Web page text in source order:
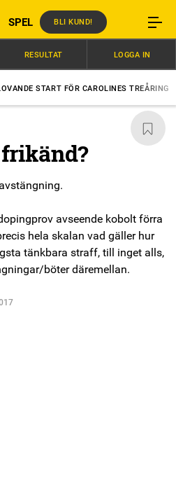
SPEL BLI KUND!
START FÖR CAROLINES TREÅRING
RESULTAT LOGGA IN
avseende kobolt förra
hela skalan vad gäller hur
tänkbara straff, till inget alls,
böter däremellan.